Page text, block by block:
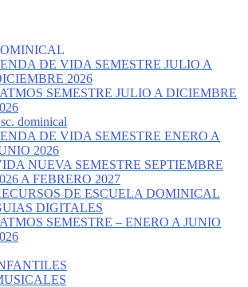
DE VIDA SEMESTRE JULIO A
2026
SEMESTRE JULIO A DICIEMBRE
dominical
DE VIDA SEMESTRE ENERO A
2026
NUEVA SEMESTRE SEPTIEMBRE
A FEBRERO 2027
DE ESCUELA DOMINICAL
DIGITALES
SEMESTRE – ENERO A JUNIO